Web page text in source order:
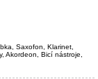
Saxofon, Klarinet,
Akordeon, Bicí nástroje,